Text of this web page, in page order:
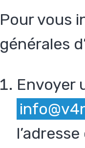
Pour vous
générales
Envoyer